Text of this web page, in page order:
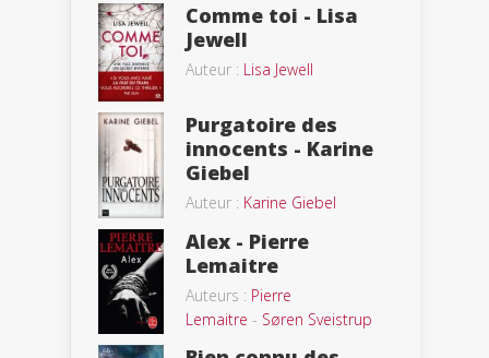
Comme toi - Lisa
Jewell
Auteur : Lisa Jewell
Purgatoire des
innocents - Karine
Giebel
Auteur : Karine Giebel
Alex - Pierre
Lemaitre
Auteurs : Pierre
Lemaitre - Søren Sveistrup